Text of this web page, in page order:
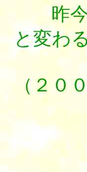
昨今、
と変わ
（２０